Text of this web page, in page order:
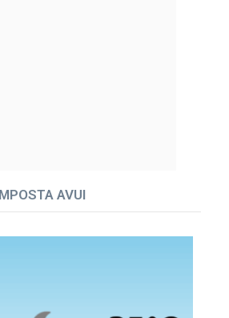
AVUI